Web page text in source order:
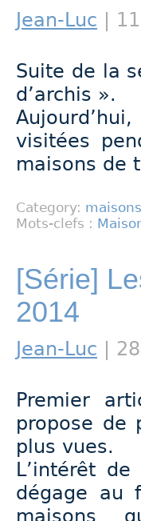
Jean-Luc |
Suite de la
d’archis ».
visitées
maisons de
Category:
Mots-clefs :
[Série]
2014
Jean-Luc |
Premier
propose de
plus vues.
L’intérêt
dégage au
maisons